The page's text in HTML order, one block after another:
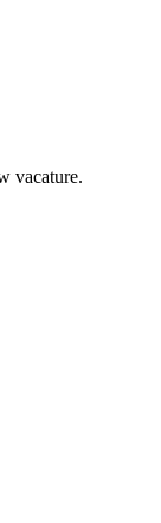
vacature.